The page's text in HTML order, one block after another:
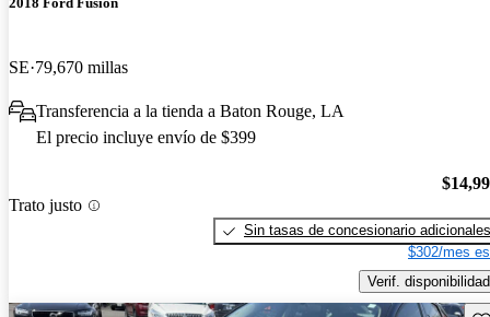
SE 79,670 millas
Transferencia a la tienda a Baton Rouge, LA
El precio incluye envío de $399
Trato justo
Sin tasas de concesionario adicionales
$302/mes
Verif. disponibilidad